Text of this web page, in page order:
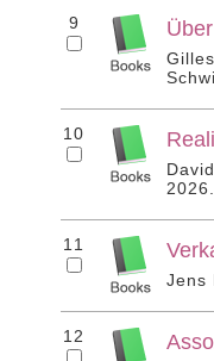
9
10
11
Jens
12